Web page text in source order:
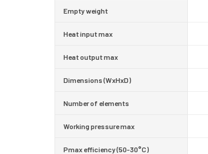
Empty weight
Heat input max
Heat output max
Dimensions (WxHxD)
Number of elements
Working pressure max
Pmax efficiency (50-30°C)